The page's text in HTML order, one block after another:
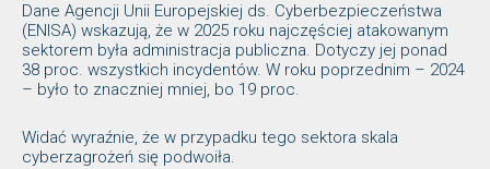
Dane Agencji Unii Europejskiej ds. Cyberbezpieczeństwa
(ENISA) wskazują, że w 2025 roku najczęściej atakowanym
sektorem była administracja publiczna. Dotyczy jej ponad
38 proc. wszystkich incydentów. W roku poprzednim – 2024
– było to znaczniej mniej, bo 19 proc.
Widać wyraźnie, że w przypadku tego sektora skala
cyberzagrożeń się podwoiła.